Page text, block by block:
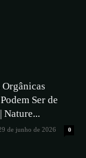
Ser de
Nature...
de junho de 2026 0